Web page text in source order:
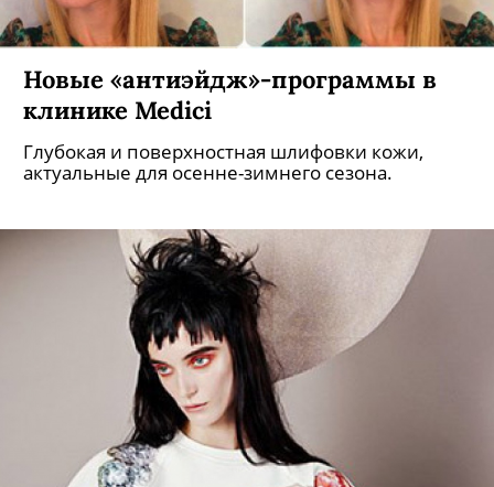
Новые «антиэйдж»-программы в
клинике Medici
Глубокая и поверхностная шлифовки кожи,
актуальные для осенне-зимнего сезона.